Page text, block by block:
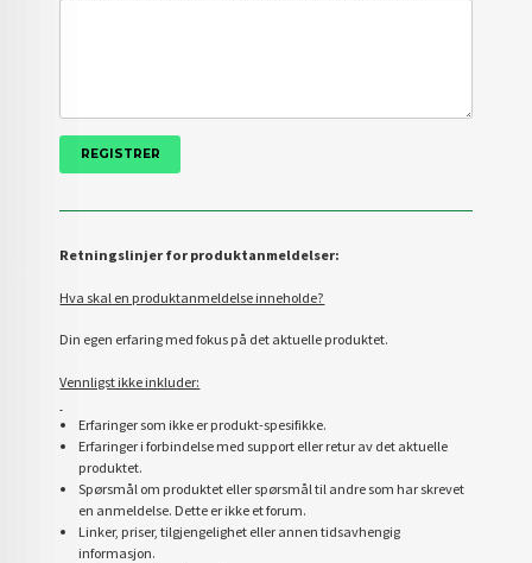
Retningslinjer for produktanmeldelser:
Hva skal en produktanmeldelse inneholde?
Din egen erfaring med fokus på det aktuelle produktet.
Vennligst ikke inkluder:
Erfaringer som ikke er produkt-spesifikke.
Erfaringer i forbindelse med support eller retur av det aktuelle
produktet.
Spørsmål om produktet eller spørsmål til andre som har skrevet
en anmeldelse. Dette er ikke et forum.
Linker, priser, tilgjengelighet eller annen tidsavhengig
informasjon.